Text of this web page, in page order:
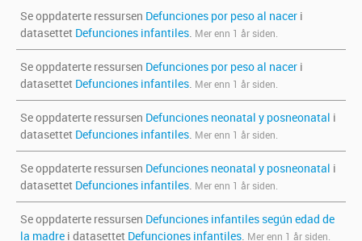
Se oppdaterte ressursen Defunciones por peso al nacer i
datasettet Defunciones infantiles. Mer enn 1 år siden.
Se oppdaterte ressursen Defunciones por peso al nacer i
datasettet Defunciones infantiles. Mer enn 1 år siden.
Se oppdaterte ressursen Defunciones neonatal y posneonatal i
datasettet Defunciones infantiles. Mer enn 1 år siden.
Se oppdaterte ressursen Defunciones neonatal y posneonatal i
datasettet Defunciones infantiles. Mer enn 1 år siden.
Se oppdaterte ressursen Defunciones infantiles según edad de
la madre i datasettet Defunciones infantiles. Mer enn 1 år siden.